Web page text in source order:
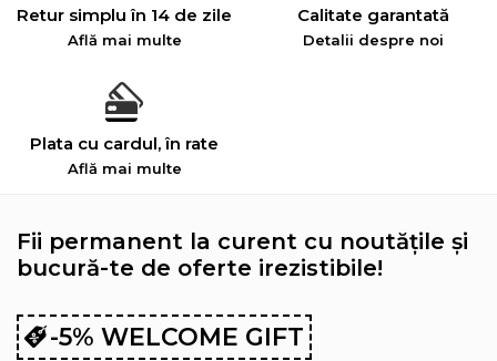
Retur simplu în 14 de zile
Află mai multe
Calitate garantată
Detalii despre noi
Plata cu cardul, în rate
Află mai multe
Fii permanent la curent cu noutățile și
bucură-te de oferte irezistibile!
-5% WELCOME GIFT